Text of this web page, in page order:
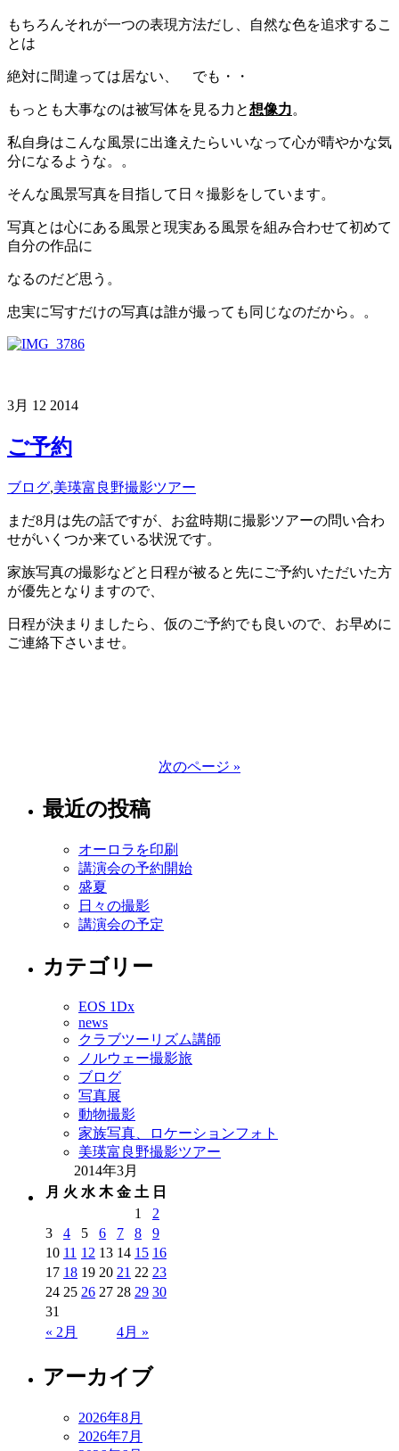
もちろんそれが一つの表現方法だし、自然な色を追求するこ
とは
絶対に間違っては居ない、 でも・・
もっとも大事なのは被写体を見る力と想像力。
私自身はこんな風景に出逢えたらいいなって心が晴やかな気
分になるような。。
そんな風景写真を目指して日々撮影をしています。
写真とは心にある風景と現実ある風景を組み合わせて初めて
自分の作品に
なるのだど思う。
忠実に写すだけの写真は誰が撮っても同じなのだから。。
3月 12 2014
ご予約
ブログ,美瑛富良野撮影ツアー
まだ8月は先の話ですが、お盆時期に撮影ツアーの問い合わ
せがいくつか来ている状況です。
家族写真の撮影などと日程が被ると先にご予約いただいた方
が優先となりますので、
日程が決まりましたら、仮のご予約でも良いので、お早めに
ご連絡下さいませ。
次のページ »
最近の投稿
オーロラを印刷
講演会の予約開始
盛夏
日々の撮影
講演会の予定
カテゴリー
EOS 1Dx
news
クラブツーリズム講師
ノルウェー撮影旅
ブログ
写真展
動物撮影
家族写真、ロケーションフォト
美瑛富良野撮影ツアー
2014年3月
月 火 水 木 金 土 日
« 2月 4月 »
1
2
3
4 5 6 7 8
9
10 11 12 13 14 15 16
17 18 19 20 21 22 23
24 25 26 27 28 29 30
31
アーカイブ
2026年8月
2026年7月